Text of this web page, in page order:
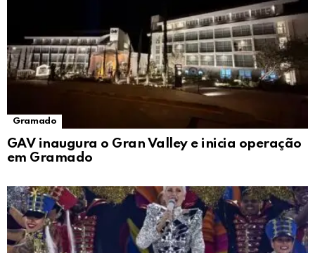
Gramado
GAV inaugura o Gran Valley e inicia operação
em Gramado